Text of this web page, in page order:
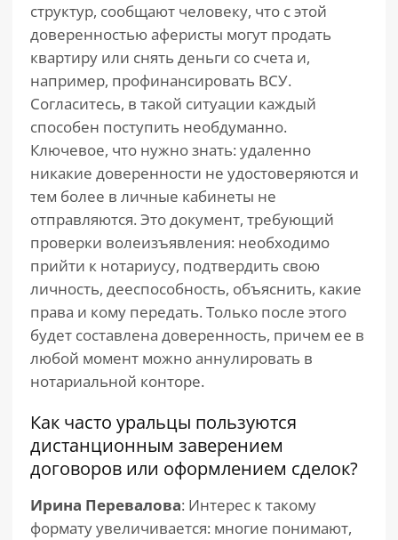
структур, сообщают человеку, что с этой
доверенностью аферисты могут продать
квартиру или снять деньги со счета и,
например, профинансировать ВСУ.
Согласитесь, в такой ситуации каждый
способен поступить необдуманно.
Ключевое, что нужно знать: удаленно
никакие доверенности не удостоверяются и
тем более в личные кабинеты не
отправляются. Это документ, требующий
проверки волеизъявления: необходимо
прийти к нотариусу, подтвердить свою
личность, дееспособность, объяснить, какие
права и кому передать. Только после этого
будет составлена доверенность, причем ее в
любой момент можно аннулировать в
нотариальной конторе.
Как часто уральцы пользуются
дистанционным заверением
договоров или оформлением сделок?
Ирина Перевалова: Интерес к такому
формату увеличивается: многие понимают,